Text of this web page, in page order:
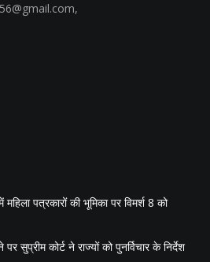
,
महिला पत्रकारों की भूमिका पर विमर्श 8 को
सुप्रीम कोर्ट ने राज्यों को पुनर्विचार के निर्देश